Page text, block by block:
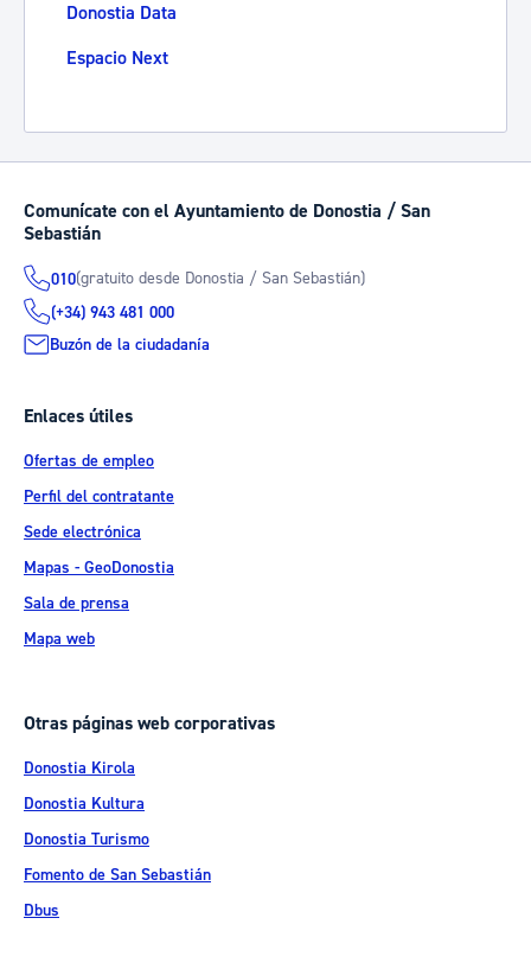
Donostia Data
Espacio Next
Comunícate con el Ayuntamiento de Donostia / San
Sebastián
010(gratuito desde Donostia / San Sebastián)
(+34) 943 481 000
Buzón de la ciudadanía
Enlaces útiles
Ofertas de empleo
Perfil del contratante
Sede electrónica
Mapas - GeoDonostia
Sala de prensa
Mapa web
Otras páginas web corporativas
Donostia Kirola
Donostia Kultura
Donostia Turismo
Fomento de San Sebastián
Dbus